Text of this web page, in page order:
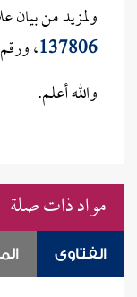
ولمزيد من بيان
137806،
والله أعلم. ‎ ‎
مواد ذات صلة
الفتاوى